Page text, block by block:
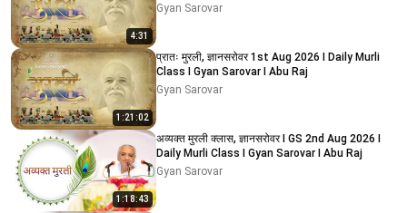
4:31
Gyan Sarovar
1:21:02
प्रातः मुरली, ज्ञानसरोवर 1st Aug 2026 I Daily Murli
Class I Gyan Sarovar I Abu Raj
Gyan Sarovar
1:18:43
अव्यक्त मुरली क्लास, ज्ञानसरोवर I GS 2nd Aug 2026 I
Daily Murli Class I Gyan Sarovar I Abu Raj
Gyan Sarovar